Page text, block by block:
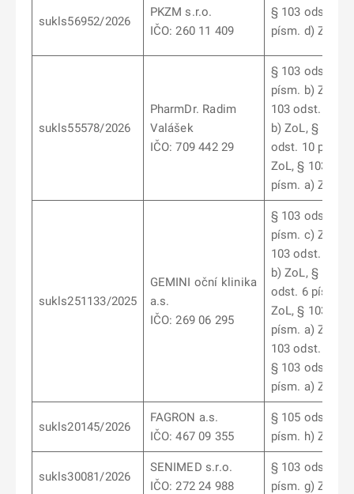
sukls56952/2026
PKZM s.r.o.
IČO: 260 11 409
§ 103 odst. 10
písm. d) ZoL
sukls55578/2026
PharmDr. Radim
Valášek
IČO: 709 442 29
§ 103 odst. 7
písm. b) ZoL, §
103 odst. 6
b) ZoL, § 103
odst. 10 písm.
ZoL, § 103
písm. a) ZoL
sukls251133/2025
GEMINI oční klinika
a.s.
IČO: 269 06 295
§ 103 odst. 4
písm. c) ZoL, §
103 odst. 5
b) ZoL, § 103
odst. 6 písm.
ZoL, § 103
písm. a) ZoL, §
103 odst. 14
§ 103 odst. 1
písm. a) ZoL
sukls20145/2026
FAGRON a.s.
IČO: 467 09 355
§ 105 odst. 2
písm. h) ZoL
sukls30081/2026
SENIMED s.r.o.
IČO: 272 24 988
§ 103 odst. 9
písm. g) ZoL